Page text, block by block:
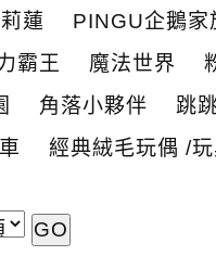
蓮 PINGU企鵝家
霸王 魔法世界
角落小夥伴 跳
經典絨毛玩偶 /玩
GO